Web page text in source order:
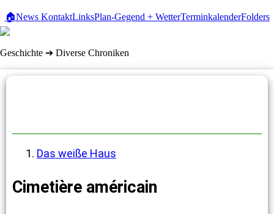
🏠News KontaktLinksPlan-Gegend + WetterTerminkalenderFolders
Geschichte ➔ Diverse Chroniken
Das weiße Haus
Cimetière américain